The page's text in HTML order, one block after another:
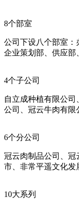
8个部室
公司下设八个部室：
企业策划部、供应部
4个子公司
自立成种植有限公
公司、冠云牛肉有限
6个分公司
冠云肉制品公司、冠
市、非常平遥文化发
10大系列